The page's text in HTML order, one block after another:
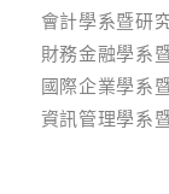
會計學系暨研
財務金融學系
國際企業學系
資訊管理學系